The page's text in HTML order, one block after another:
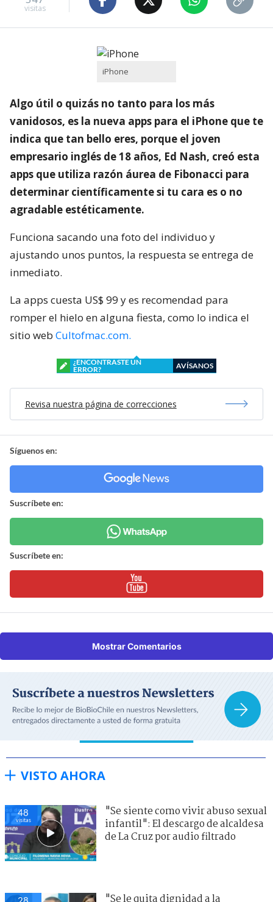
visitas
iPhone
Algo útil o quizás no tanto para los más
vanidosos, es la nueva apps para el iPhone que te
indica que tan bello eres, porque el joven
empresario inglés de 18 años, Ed Nash, creó esta
apps que utiliza razón áurea de Fibonacci para
determinar científicamente si tu cara es o no
agradable estéticamente.
Funciona sacando una foto del individuo y
ajustando unos puntos, la respuesta se entrega de
inmediato.
La apps cuesta US$ 99 y es recomendad para
romper el hielo en alguna fiesta, como lo indica el
sitio web Cultofmac.com.
¿ENCONTRASTE UN
ERROR?
AVÍSANOS
Revisa nuestra página de correcciones
Síguenos en:
Suscríbete en:
Suscríbete en:
Mostrar Comentarios
VISTO AHORA
48
visitas
"Se siente como vivir abuso sexual
infantil": El descargo de alcaldesa
de La Cruz por audio filtrado